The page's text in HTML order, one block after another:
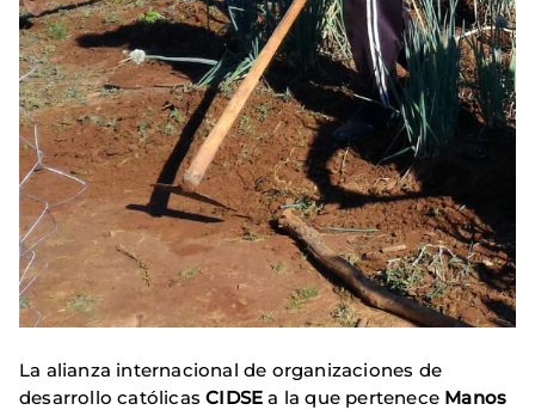
La alianza internacional de organizaciones de
desarrollo católicas CIDSE a la que pertenece Manos